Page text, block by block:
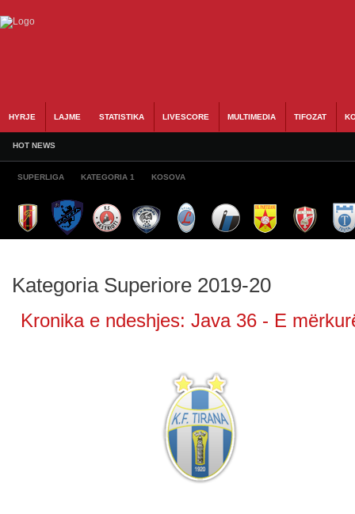
HYRJE LAJME STATISTIKA LIVESCORE MULTIMEDIA TIFOZAT
HOT NEWS
SUPERLIGA KATEGORIA 1 KOSOVA
Kategoria Superiore 2019-20
Kronika e ndeshjes: Java 36 - E